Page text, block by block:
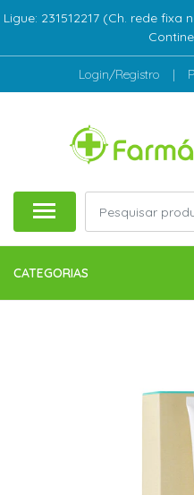
Ligue: 231512217 (Ch. rede
Login/Registro |
CATEGORIAS